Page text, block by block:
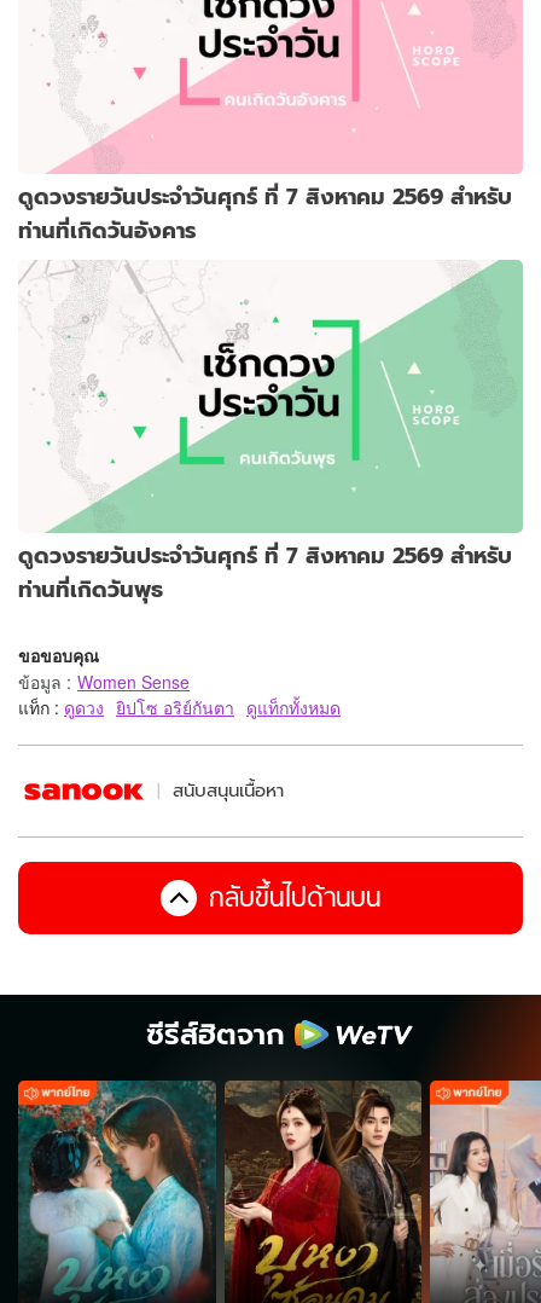
ดูดวงรายวันประจำวันศุกร์ ที่ 7 สิงหาคม 2569 สำหรับ
ท่านที่เกิดวันอังคาร
ดูดวงรายวันประจำวันศุกร์ ที่ 7 สิงหาคม 2569 สำหรับ
ท่านที่เกิดวันพุธ
ขอขอบคุณ
ข้อมูล : Women Sense
แท็ก : ดูดวง ยิปโซ อริย์กันตา ดูแท็กทั้งหมด
สนับสนุนเนื้อหา
กลับขึ้นไปด้านบน
ซีรีส์ฮิตจาก